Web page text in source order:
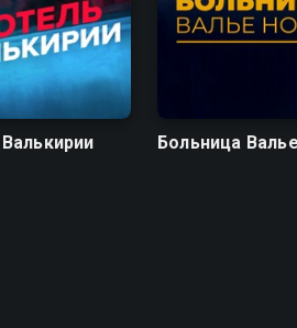
7.6 7.2
Больница